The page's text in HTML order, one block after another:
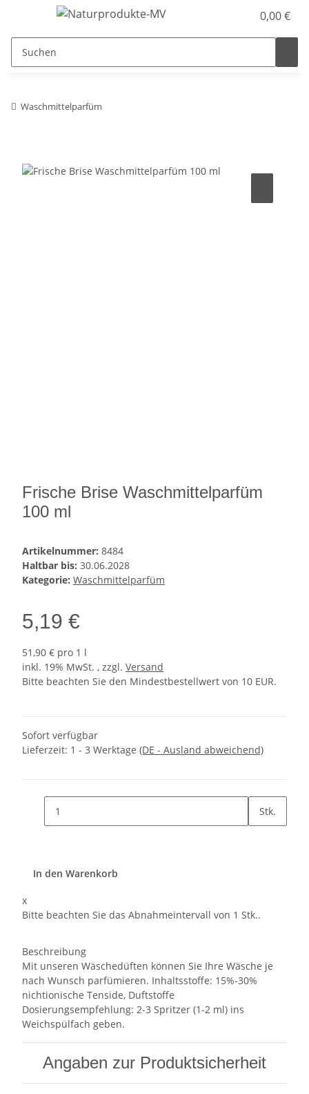
0,00 €
Waschmittelparfüm
Frische Brise Waschmittelparfüm
100 ml
Artikelnummer: 8484
Haltbar bis: 30.06.2028
Kategorie: Waschmittelparfüm
5,19 €
51,90 € pro 1 l
inkl. 19% MwSt. , zzgl. Versand
Bitte beachten Sie den Mindestbestellwert von 10 EUR.
Sofort verfügbar
Lieferzeit: 1 - 3 Werktage (DE - Ausland abweichend)
Stk.
In den Warenkorb
x
Bitte beachten Sie das Abnahmeintervall von 1 Stk..
Beschreibung
Mit unseren Wäschedüften können Sie Ihre Wäsche je
nach Wunsch parfümieren. Inhaltsstoffe: 15%-30%
nichtionische Tenside, Duftstoffe
Dosierungsempfehlung: 2-3 Spritzer (1-2 ml) ins
Weichspülfach geben.
Angaben zur Produktsicherheit